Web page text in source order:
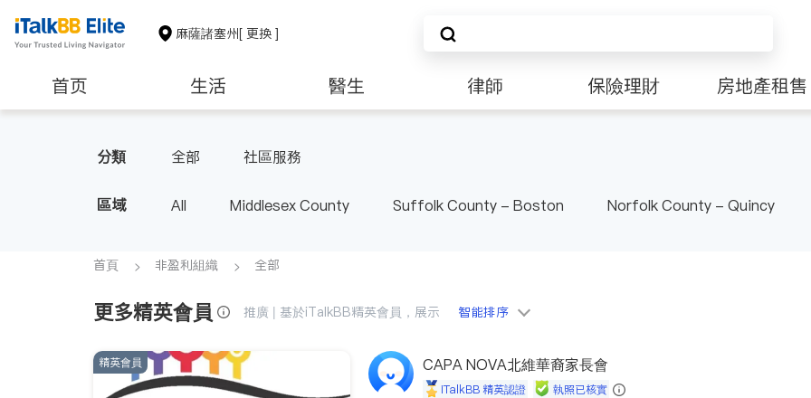
麻薩諸塞州[ 更换 ]
首页 生活 醫生 律師 保險理財 房地產租售
分類 全部 社區服務
區域 All Middlesex County Suffolk County - Boston Norfolk County - Quincy
首頁 非盈利組織 全部
更多精英會員 推廣 | 基於iTalkBB精英會員，展示 智能排序
精英會員 CAPA NOVA北維華裔家長會
iTalkBB 精英認證 執照已核實